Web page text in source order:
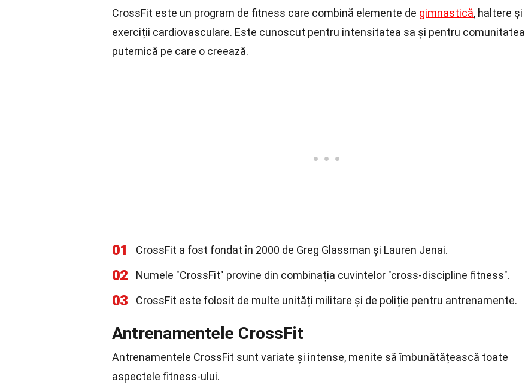
CrossFit este un program de fitness care combină elemente de gimnastică, haltere și
exerciții cardiovasculare. Este cunoscut pentru intensitatea sa și pentru comunitatea
puternică pe care o creează.
01 CrossFit a fost fondat în 2000 de Greg Glassman și Lauren Jenai.
02 Numele "CrossFit" provine din combinația cuvintelor "cross-discipline fitness".
03 CrossFit este folosit de multe unități militare și de poliție pentru antrenamente.
Antrenamentele CrossFit
Antrenamentele CrossFit sunt variate și intense, menite să îmbunătățească toate
aspectele fitness-ului.